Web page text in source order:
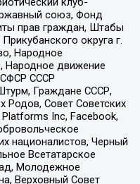
союз, Фонд
прав граждан, Штабы
округа г.
Народное
Народное движение
СССР
Граждане СССР,
Родов, Совет Советских
Inc, Facebook,
националистов, Черный
Всетатарское
Молодежное
Верховный Совет